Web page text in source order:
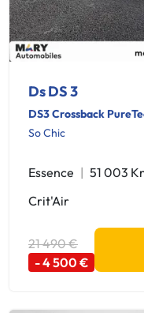
Ds DS 3
DS3 Crossback
So Chic
Essence 51 003
Crit'Air
21 490 €
- 4 500 €